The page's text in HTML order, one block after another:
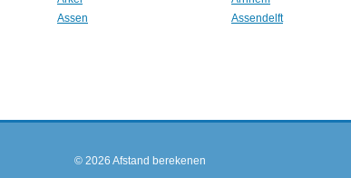
Assen Assendelft
© 2026 Afstand berekenen